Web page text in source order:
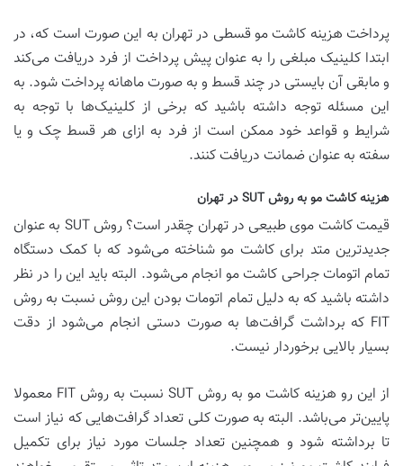
پرداخت هزینه کاشت مو قسطی در تهران به این صورت است که، در
ابتدا کلینیک مبلغی را به عنوان پیش پرداخت از فرد دریافت می‌کند
و مابقی آن بایستی در چند قسط و به صورت ماهانه پرداخت شود. به
این مسئله توجه داشته باشید که برخی از کلینیک‌ها با توجه به
شرایط و قواعد خود ممکن است از فرد به ازای هر قسط چک و یا
سفته به عنوان ضمانت دریافت کنند.
هزینه کاشت مو به روش SUT در تهران
قیمت کاشت موی طبیعی در تهران چقدر است؟ روش SUT به عنوان
جدیدترین متد برای کاشت مو شناخته می‌شود که با کمک دستگاه
تمام اتومات جراحی کاشت مو انجام می‌شود. البته باید این را در نظر
داشته باشید که به دلیل تمام اتومات بودن این روش نسبت به روش
FIT که برداشت گرافت‌ها به صورت دستی انجام می‌شود از دقت
بسیار بالایی برخوردار نیست.
از این رو هزینه کاشت مو به روش SUT نسبت به روش FIT معمولا
پایین‌تر می‌باشد. البته به صورت کلی تعداد گرافت‌هایی که نیاز است
تا برداشته شود و همچنین تعداد جلسات مورد نیاز برای تکمیل